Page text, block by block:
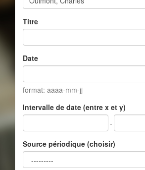
Titre
Date
format: aaaa-mm-jj
Intervalle de date (entre x et y)
-
Source périodique (choisir)